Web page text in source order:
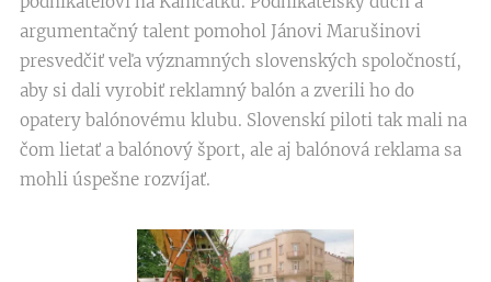
argumentačný talent pomohol Jánovi Marušinovi
presvedčiť veľa významných slovenských spoločností,
aby si dali vyrobiť reklamný balón a zverili ho do
opatery balónovému klubu. Slovenskí piloti tak mali na
čom lietať a balónový šport, ale aj balónová reklama sa
mohli úspešne rozvíjať.